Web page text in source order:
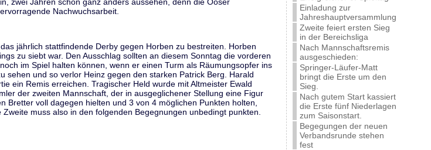
Nachwuchsarbeit.
jährlich stattfindende Derby gegen Horben zu bestreiten. Horben
zu siebt war. Den Ausschlag sollten an diesem Sonntag die vorderen
im Spiel halten können, wenn er einen Turm als Räumungsopfer ins
sehen und so verlor Heinz gegen den starken Patrick Berg. Harald
ein Remis erreichen. Tragischer Held wurde mit Altmeister Ewald
der zweiten Mannschaft, der in ausgeglichener Stellung eine Figur
Bretter voll dagegen hielten und 3 von 4 möglichen Punkten holten,
muss also in den folgenden Begegnungen unbedingt punkten.
Einladung zur
Jahreshauptversammlung
Zweite feiert ersten Sieg
in der Bereichsliga
Nach Mannschaftsremis
ausgeschieden:
Springer-Läufer-Matt
bringt die Erste um den
Sieg.
Nach gutem Start kassiert
die Erste fünf Niederlagen
zum Saisonstart.
Begegungen der neuen
Verbandsrunde stehen
fest